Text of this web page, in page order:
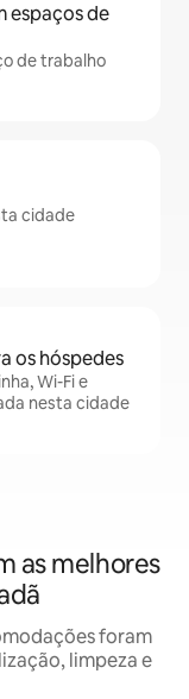
espaços de
de trabalho
cidade
os hóspedes
Wi-Fi e
nesta cidade
as melhores
foram
limpeza e